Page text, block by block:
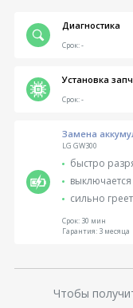
Диагностика
Срок:-
Установка
Срок:-
Замена
LG GW300
быстро
сильно
Срок:30 мин
Гарантия:3 месяца
Чтобы